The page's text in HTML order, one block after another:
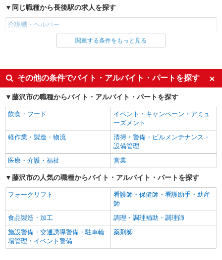
SOMPOケア 湘南台 訪問介護/5066cc2
【介護福祉士】 時給1,800円 ◎週20時間以上
勤務（社保加入者）の場合は時給1,850円 ＊早朝
（ヘルパー1級・2級）】 時給1,720円 ◎週20時間
以上勤務（社保加入者）の場合は時給1,770円 ＊
早朝夜間（〜8:00、18:00〜）：時給2,150円〜 ＊
日曜祝日：時給2,020円〜 ◎身体介助、生活援助
が同時給 ◎キャンセル手当：職務時給の60％支給
キープ 詳細を見る
アルバイト パート
SOMPOケア ハッピーデイズ湘南台/5064ja2
【介護福祉士】 時給1,410円 ◎週20時間以上
勤務（社保加入者）の場合は時給1,460円 【実務
者研修・初任者研修（ヘルパー1級・2級）・無資
者）の場合は時給1,380円
神奈川県藤沢市湘南台4-26-1 【そんぽの家
キープ 詳細を見る
そんぽの家S 湘南台/5063bc2
登録ヘルパー
同じ職種から長後駅の求人を探す
介護職・ヘルパー
同じ雇用形態から長後駅の求人を探す
派遣社員
紹介予定派遣
同じ特徴から長後駅の求人を探す
入社日応相談
履歴書不要
職場見学OKまたは説明会あり
未経験歓迎
経験者・有資格者歓迎
女性活躍中
主婦・主夫歓迎
フリーター歓迎
学歴不問
ブランクOK
ミドル（40代～）活躍中
エルダー（50代～）活躍中
昇給あり
週払い
週2～3日勤務OK
10時～勤務OK
16時前退社OK
時間や曜日が選べる・シフト自由
深夜
関連する条件をもっと見る
その他の条件でバイト・アルバイト・パートを探す
藤沢市の職種からバイト・アルバイト・パートを探す
飲食・フード
イベント・キャンペーン・アミュ
ーズメント
軽作業・製造・物流
清掃・警備・ビルメンテナンス・
設備管理
医療・介護・福祉
営業
藤沢市の人気の職種からバイト・アルバイト・パートを探す
フォークリフト
看護師・保健師・看護助手・助産
師
食品製造・加工
調理・調理補助・調理師
施設警備・交通誘導警備・駐車輪
場管理・イベント警備
薬剤師